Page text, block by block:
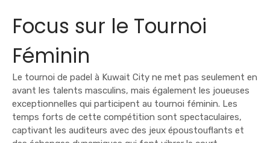
Focus sur le Tournoi
Féminin
Le tournoi de padel à Kuwait City ne met pas seulement en
avant les talents masculins, mais également les joueuses
exceptionnelles qui participent au tournoi féminin. Les
temps forts de cette compétition sont spectaculaires,
captivant les auditeurs avec des jeux époustouflants et